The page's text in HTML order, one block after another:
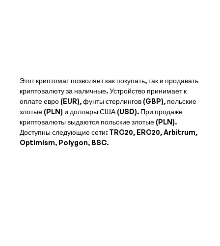
Этот криптомат позволяет как покупать, так и продавать
криптовалюту за наличные. Устройство принимает к
оплатеевро (EUR), фунты стерлингов (GBP), польские
злотые (PLN) и доллары США (USD). При продаже
криптовалюты выдаются польские злотые (PLN).
Доступны следующие сети: TRC20, ERC20, Arbitrum,
Optimism, Polygon, BSC.